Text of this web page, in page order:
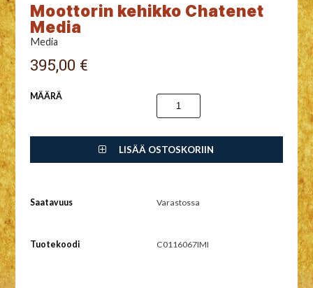
Moottorin kehikko Chatenet
Media
Media
395,00 €
MÄÄRÄ
LISÄÄ OSTOSKORIIN
Saatavuus Varastossa
Tuotekoodi C0116067IMI